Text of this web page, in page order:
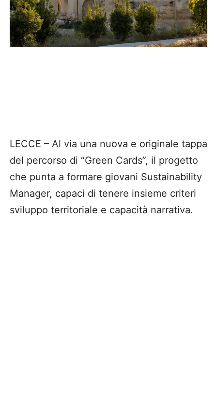
LECCE – Al via una nuova e originale tappa
del percorso di “Green Cards”, il progetto
che punta a formare giovani Sustainability
Manager, capaci di tenere insieme criteri
sviluppo territoriale e capacità narrativa.